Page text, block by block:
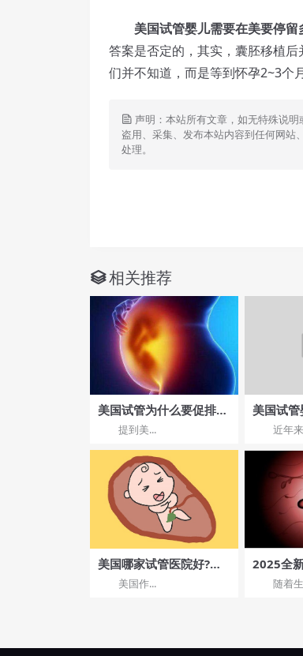
美国试管婴儿需要在美要停留
答案是否定的，其实，囊胚移植
们并不知道，而是等到怀孕2~3个
声明：本站所有文章，如无特殊说明
盗用、采集、发布本站内容到任何网站
处理。
相关推荐
美国试管为什么要促排
卵？
提到美...
美国试管
何？成功
近年来
美国哪家试管医院好?排
名前十的医院有哪些?
美国作...
2025全
指南：
析，省
随着生